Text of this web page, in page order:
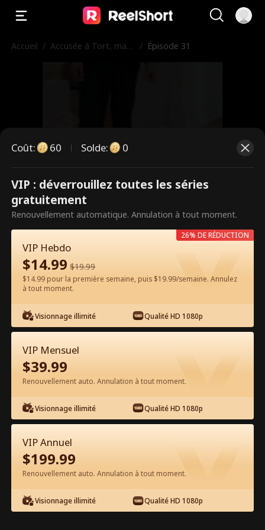
Accueil / Accusée à Tort, ma S
/ Épisode 31
Ce sont des épisodes payants.
Débloquez pour regarder.
60 Débloquer maintenant
Épisode 31 - Accusée à Tort, ma Sœur
Contre-attaque Film complet
1-36 Tous les épisodes
31
Coût: 60 Solde: 0
VIP : déverrouillez toutes les séries
gratuitement
Renouvellement automatique. Annulation à tout moment.
VIP Hebdo
$14.99 $19.99
$14.99 pour la première semaine, puis $19.99/semaine. Annulez
à tout moment.
Visionnage illimité Qualité HD 1080p
26% DE RÉDUCTION
VIP Mensuel
$39.99
Renouvellement auto. Annulation à tout moment.
Visionnage illimité Qualité HD 1080p
VIP Annuel
$199.99
Renouvellement auto. Annulation à tout moment.
Visionnage illimité Qualité HD 1080p